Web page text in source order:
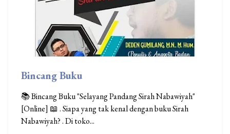
Bincang Buku
📚 Bincang Buku "Selayang Pandang Sirah Nabawiyah"
[Online] 📖 . Siapa yang tak kenal dengan buku Sirah
Nabawiyah? . Di toko...